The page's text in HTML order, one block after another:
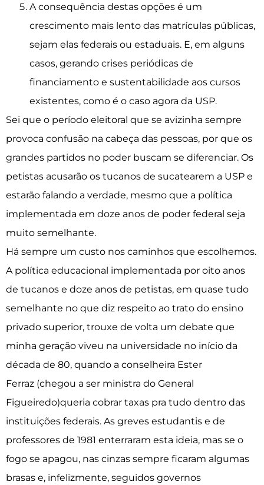
A consequência destas opções é um
crescimento mais lento das matrículas públicas,
sejam elas federais ou estaduais. E, em alguns
casos, gerando crises periódicas de
financiamento e sustentabilidade aos cursos
existentes, como é o caso agora da USP.
Sei que o período eleitoral que se avizinha sempre
provoca confusão na cabeça das pessoas, por que os
grandes partidos no poder buscam se diferenciar. Os
petistas acusarão os tucanos de sucatearem a USP e
estarão falando a verdade, mesmo que a política
implementada em doze anos de poder federal seja
muito semelhante.
Há sempre um custo nos caminhos que escolhemos.
A política educacional implementada por oito anos
de tucanos e doze anos de petistas, em quase tudo
semelhante no que diz respeito ao trato do ensino
privado superior, trouxe de volta um debate que
minha geração viveu na universidade no início da
década de 80, quando a conselheira Ester
Ferraz (chegou a ser ministra do General
Figueiredo)queria cobrar taxas pra tudo dentro das
instituições federais. As greves estudantis e de
professores de 1981 enterraram esta ideia, mas se o
fogo se apagou, nas cinzas sempre ficaram algumas
brasas e, infelizmente, seguidos governos